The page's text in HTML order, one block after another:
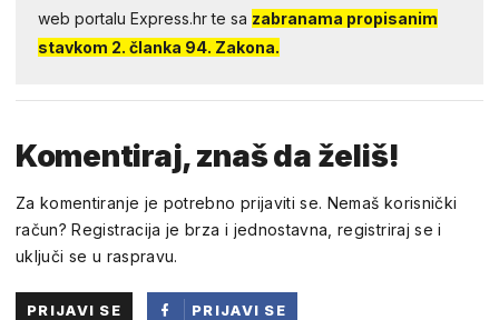
web portalu Express.hr te sa zabranama propisanim
stavkom 2. članka 94. Zakona.
Komentiraj, znaš da želiš!
Za komentiranje je potrebno prijaviti se. Nemaš korisnički
račun? Registracija je brza i jednostavna, registriraj se i
uključi se u raspravu.
PRIJAVI SE
PRIJAVI SE